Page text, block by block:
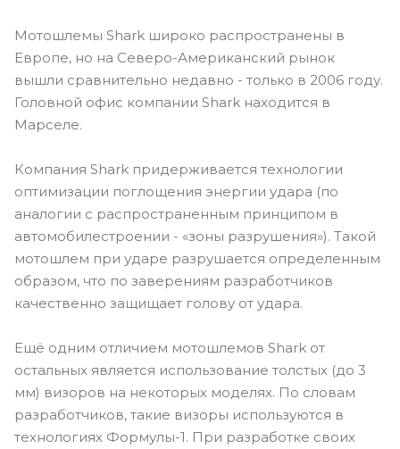
Мотошлемы Shark широко распространены в
Европе, но на Северо-Американский рынок
вышли сравнительно недавно - только в 2006 году.
Головной офис компании Shark находится в
Марселе.
Компания Shark придерживается технологии
оптимизации поглощения энергии удара (по
аналогии с распространенным принципом в
автомобилестроении - «зоны разрушения»). Такой
мотошлем при ударе разрушается определенным
образом, что по заверениям разработчиков
качественно защищает голову от удара.
Ещё одним отличием мотошлемов Shark от
остальных является использование толстых (до 3
мм) визоров на некоторых моделях. По словам
разработчиков, такие визоры используются в
технологиях Формулы-1. При разработке своих